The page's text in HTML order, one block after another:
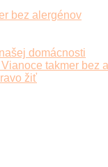
bez alergénov
domácnosti
takmer bez
žiť